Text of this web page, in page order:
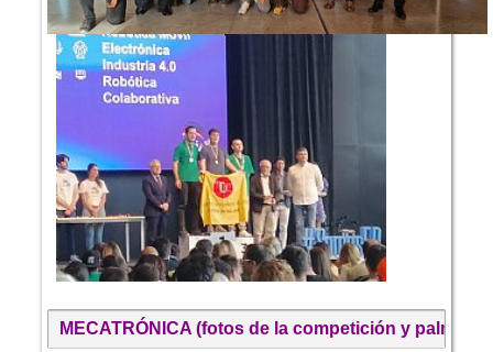
MECATRÓNICA (fotos de la competición y